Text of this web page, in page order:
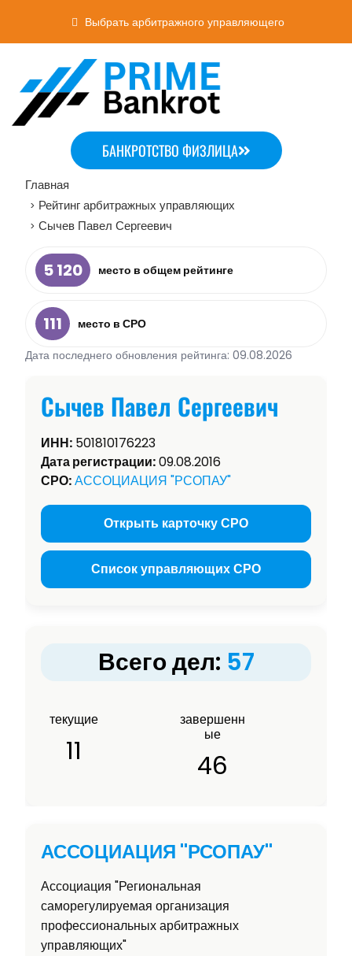
Выбрать арбитражного управляющего
БАНКРОТСТВО ФИЗЛИЦА
Главная
> Рейтинг арбитражных управляющих
> Сычев Павел Сергеевич
5 120 место в общем рейтинге
111
место в СРО
Дата последнего обновления рейтинга: 09.08.2026
Сычев Павел Сергеевич
ИНН: 501810176223
Дата регистрации:09.08.2016
СРО:АССОЦИАЦИЯ "РСОПАУ"
Открыть карточку СРО
Список управляющих СРО
Всего дел: 57
текущие
11
завершенн
ые
46
АССОЦИАЦИЯ "РСОПАУ"
Ассоциация "Региональная
саморегулируемая организация
профессиональных арбитражных
управляющих"